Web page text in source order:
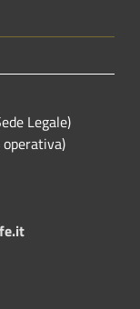
Legale)